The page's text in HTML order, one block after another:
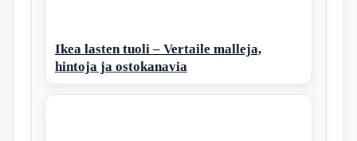
Ikea lasten tuoli – Vertaile malleja,
hintoja ja ostokanavia